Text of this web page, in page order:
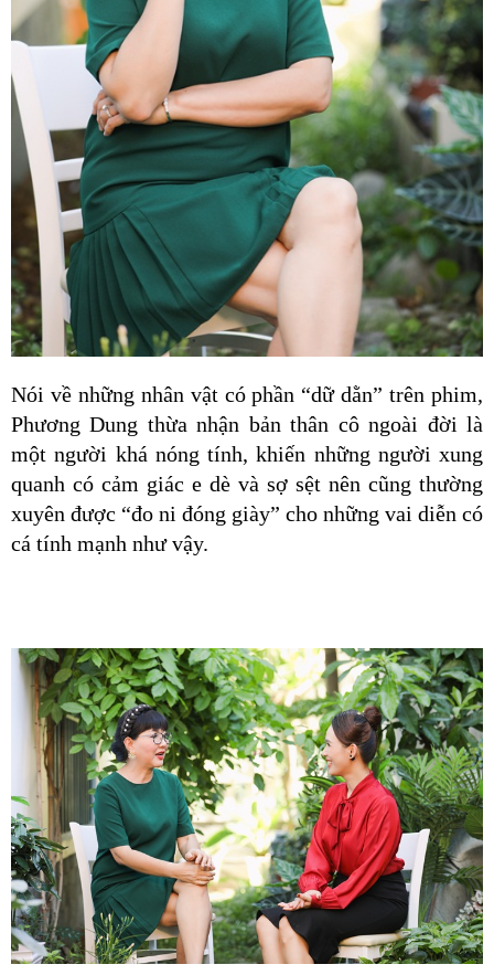
Nói về những nhân vật có phần “dữ dằn” trên phim,
Phương Dung thừa nhận bản thân cô ngoài đời là
một người khá nóng tính, khiến những người xung
quanh có cảm giác e dè và sợ sệt nên cũng thường
xuyên được “đo ni đóng giày” cho những vai diễn có
cá tính mạnh như vậy.